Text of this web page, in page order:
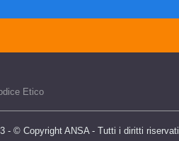
Etico
- © Copyright ANSA - Tutti i diritti riservati